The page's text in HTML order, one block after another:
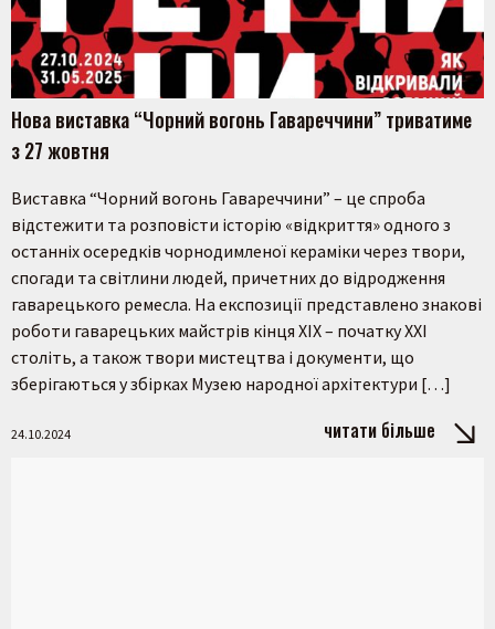
Нова виставка “Чорний вогонь Гавареччини” триватиме
з 27 жовтня
Виставка “Чорний вогонь Гавареччини” – це спроба
відстежити та розповісти історію «відкриття» одного з
останніх осередків чорнодимленої кераміки через твори,
спогади та світлини людей, причетних до відродження
гаварецького ремесла. На експозиції представлено знакові
роботи гаварецьких майстрів кінця ХІХ – початку ХХІ
століть, а також твори мистецтва і документи, що
зберігаються у збірках Музею народної архітектури […]
24.10.2024 читати більше